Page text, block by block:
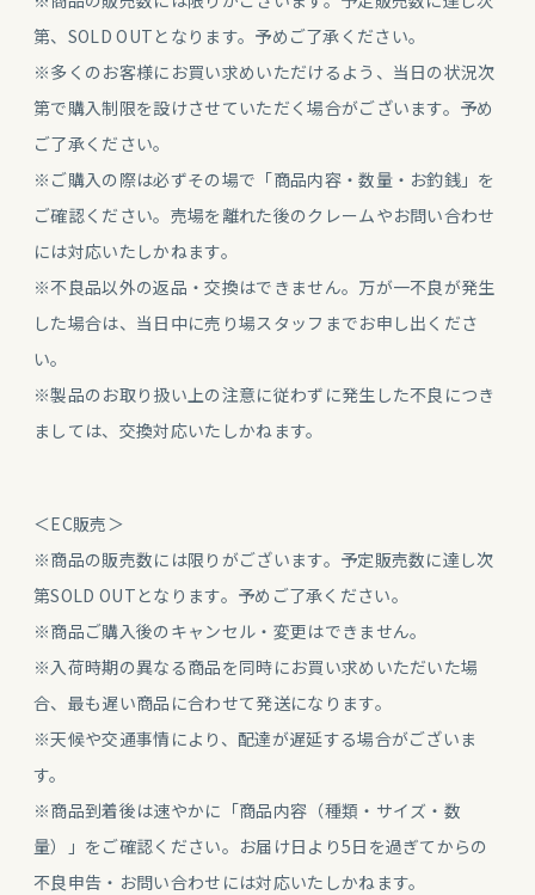
第、SOLD OUTとなります。予めご了承ください。
※多くのお客様にお買い求めいただけるよう、当日の状況次
第で購入制限を設けさせていただく場合がございます。予め
ご了承ください。
※ご購入の際は必ずその場で「商品内容・数量・お釣銭」を
ご確認ください。売場を離れた後のクレームやお問い合わせ
には対応いたしかねます。
※不良品以外の返品・交換はできません。万が一不良が発生
した場合は、当日中に売り場スタッフまでお申し出くださ
い。
※製品のお取り扱い上の注意に従わずに発生した不良につき
ましては、交換対応いたしかねます。
＜EC販売＞
※商品の販売数には限りがございます。予定販売数に達し次
第SOLD OUTとなります。予めご了承ください。
※商品ご購入後のキャンセル・変更はできません。
※入荷時期の異なる商品を同時にお買い求めいただいた場
合、最も遅い商品に合わせて発送になります。
※天候や交通事情により、配達が遅延する場合がございま
す。
※商品到着後は速やかに「商品内容（種類・サイズ・数
量）」をご確認ください。お届け日より5日を過ぎてからの
不良申告・お問い合わせには対応いたしかねます。